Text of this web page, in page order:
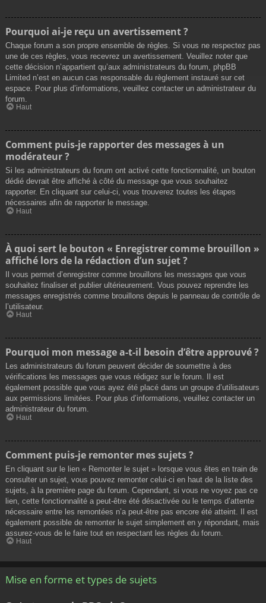
Pourquoi ai-je reçu un avertissement ?
Chaque forum a son propre ensemble de règles. Si vous ne respectez pas
une de ces règles, vous recevrez un avertissement. Veuillez noter que
cette décision n’appartient qu’aux administrateurs du forum, phpBB
Limited n’est en aucun cas responsable du règlement instauré sur cet
espace. Pour plus d’informations, veuillez contacter un administrateur du
forum.
Haut
Comment puis-je rapporter des messages à un
modérateur ?
Si les administrateurs du forum ont activé cette fonctionnalité, un bouton
dédié devrait être affiché à côté du message que vous souhaitez
rapporter. En cliquant sur celui-ci, vous trouverez toutes les étapes
nécessaires afin de rapporter le message.
Haut
À quoi sert le bouton « Enregistrer comme brouillon »
affiché lors de la rédaction d’un sujet ?
Il vous permet d’enregistrer comme brouillons les messages que vous
souhaitez finaliser et publier ultérieurement. Vous pouvez reprendre les
messages enregistrés comme brouillons depuis le panneau de contrôle de
l’utilisateur.
Haut
Pourquoi mon message a-t-il besoin d’être approuvé ?
Les administrateurs du forum peuvent décider de soumettre à des
vérifications les messages que vous rédigez sur le forum. Il est
également possible que vous ayez été placé dans un groupe d’utilisateurs
aux permissions limitées. Pour plus d’informations, veuillez contacter un
administrateur du forum.
Haut
Comment puis-je remonter mes sujets ?
En cliquant sur le lien « Remonter le sujet » lorsque vous êtes en train de
consulter un sujet, vous pouvez remonter celui-ci en haut de la liste des
sujets, à la première page du forum. Cependant, si vous ne voyez pas ce
lien, cette fonctionnalité a peut-être été désactivée ou le temps d’attente
nécessaire entre les remontées n’a peut-être pas encore été atteint. Il est
également possible de remonter le sujet simplement en y répondant, mais
assurez-vous de le faire tout en respectant les règles du forum.
Haut
Mise en forme et types de sujets